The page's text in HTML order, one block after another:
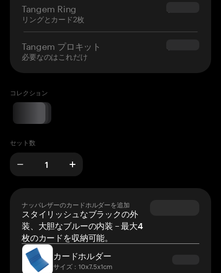
Tangem Ring
リングとカード2枚
$160.00
Tangem プロキット
必要なのはこれだけ
$180.00
コレクション
セット数
ナッパレザーのカードホルダーを追加
スタイリッシュなブラックの外
装、大胆なブルーの内装 – 最大4
枚のカードを収納可能。
カードホルダー
サイズ：10x7.5x1cm